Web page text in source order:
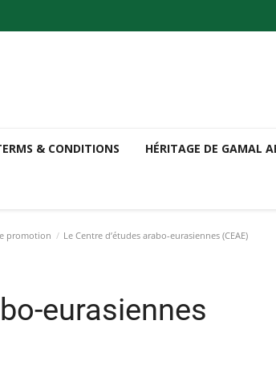
& CONDITIONS HÉRITAGE DE GAMAL
promotion Le Centre d’études arabo-eurasiennes (CEAE)
eurasiennes